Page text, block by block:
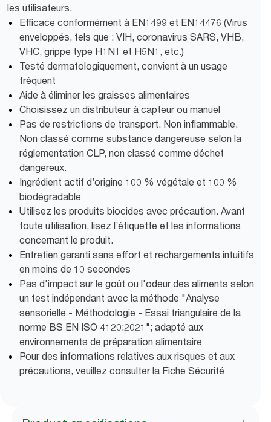
les utilisateurs.
Efficace conformément à EN1499 et EN14476 (Virus
enveloppés, tels que : VIH, coronavirus SARS, VHB,
VHC, grippe type H1N1 et H5N1, etc.)
Testé dermatologiquement, convient à un usage
fréquent
Aide à éliminer les graisses alimentaires
Choisissez un distributeur à capteur ou manuel
Pas de restrictions de transport. Non inflammable.
Non classé comme substance dangereuse selon la
réglementation CLP, non classé comme déchet
dangereux.
Ingrédient actif d’origine 100 % végétale et 100 %
biodégradable
Utilisez les produits biocides avec précaution. Avant
toute utilisation, lisez l’étiquette et les informations
concernant le produit.
Entretien garanti sans effort et rechargements intuitifs
en moins de 10 secondes
Pas d'impact sur le goût ou l'odeur des aliments selon
un test indépendant avec la méthode "Analyse
sensorielle - Méthodologie - Essai triangulaire de la
norme BS EN ISO 4120:2021"; adapté aux
environnements de préparation alimentaire
Pour des informations relatives aux risques et aux
précautions, veuillez consulter la Fiche Sécurité